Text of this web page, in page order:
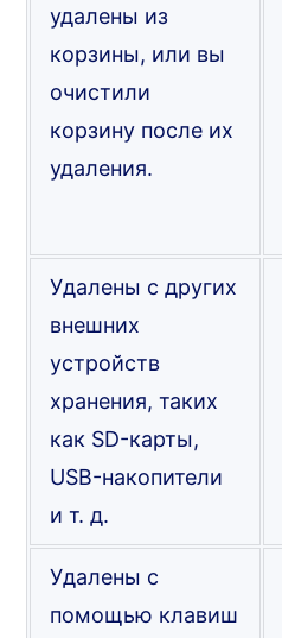
удалены из
корзины, или вы
очистили
корзину после их
удаления.
Удалены с других
внешних
устройств
хранения, таких
как SD-карты,
USB-накопители
и т. д.
Удалены с
помощью клавиш